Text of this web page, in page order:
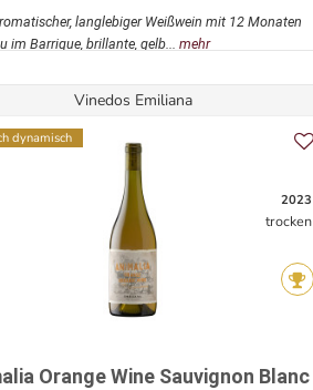
langlebiger Weißwein mit 12 Monaten
im Barrique, brillante, gelb... mehr
Vinedos Emiliana
dynamisch
2023
trocken
Orange Wine Sauvignon Blanc